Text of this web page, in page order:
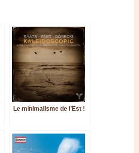
Le minimalisme de l’Est !